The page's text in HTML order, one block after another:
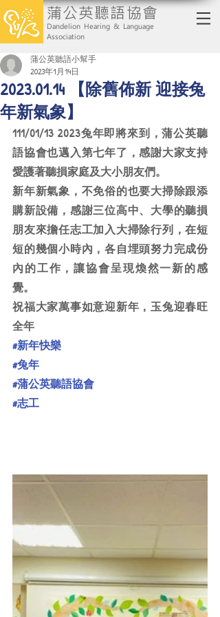
蒲公英聽語協會
Dandelion Hearing & Language
Association
2023.01.14 【除舊佈新 迎接兔
年新氣象】
蒲公英聽語小幫手
2023年1月14日
111/01/13 2023兔年即將來到，蒲公英聽
語協會也邁入第七年了，感謝大家支持
愛護著聽損家庭及大小朋友們。
新年新氣象，不免俗的也要大掃除跟添
購新設備，感謝三位高中、大學的聽損
朋友來擔任志工加入大掃除行列，在短
短的幾個小時內，各自埋頭努力完成份
內的工作，讓協會呈現煥然一新的感
覺。
祝福大家萬事如意迎新年，玉兔迎春旺
全年
#新年快樂
#兔年
#蒲公英聽語協會
#志工